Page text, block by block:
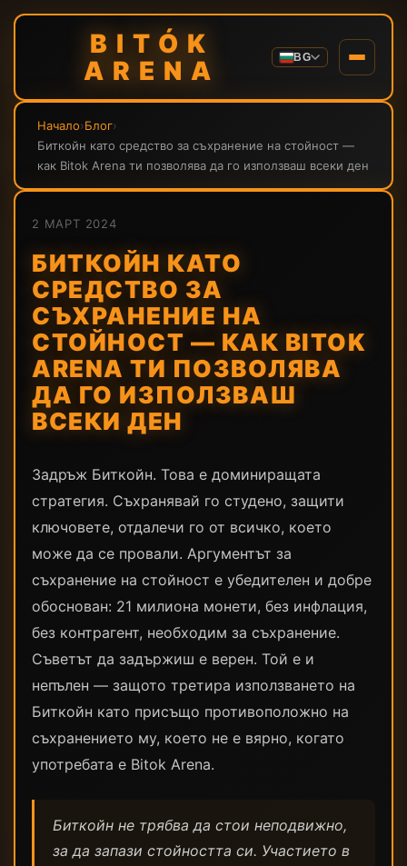
BITÓK
ARENA
BG
Начало›Блог›
Биткойн като средство за съхранение на стойност —
как Bitok Arena ти позволява да го използваш всеки ден
2 МАРТ 2024
БИТКОЙН КАТО
СРЕДСТВО ЗА
СЪХРАНЕНИЕ НА
СТОЙНОСТ — КАК BITOK
ARENA ТИ ПОЗВОЛЯВА
ДА ГО ИЗПОЛЗВАШ
ВСЕКИ ДЕН
Задръж Биткойн. Това е доминиращата
стратегия. Съхранявай го студено, защити
ключовете, отдалечи го от всичко, което
може да се провали. Аргументът за
съхранение на стойност е убедителен и добре
обоснован: 21 милиона монети, без инфлация,
без контрагент, необходим за съхранение.
Съветът да задържиш е верен. Той е и
непълен — защото третира използването на
Биткойн като присъщо противоположно на
съхранението му, което не е вярно, когато
употребата е Bitok Arena.
Биткойн не трябва да стои неподвижно,
за да запази стойността си. Участието в